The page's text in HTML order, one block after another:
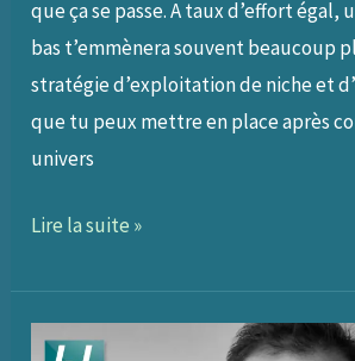
que ça se passe. A taux d’effort égal,
bas t’emmènera souvent beaucoup
stratégie d’exploitation de niche et
que tu peux mettre en place après
univers
063
Se
construire
Lire la suite »